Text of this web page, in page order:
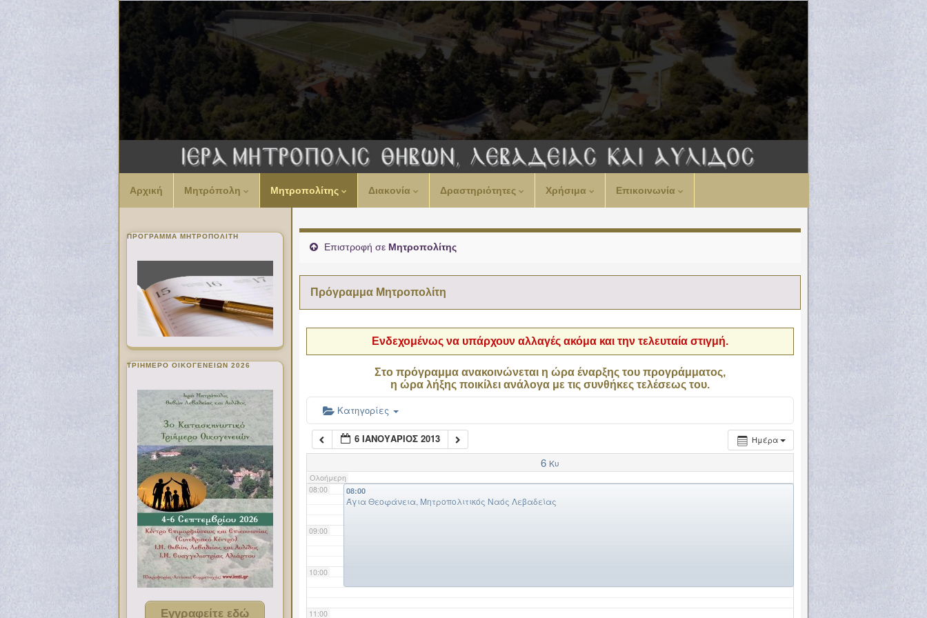
Αρχική Μητρόπολη Μητροπολίτης Διακονία Δραστηριότητες Χρήσιμα Επικοινωνία
Επιστροφή σε Μητροπολίτης
Πρόγραμμα Μητροπολίτη
Ενδεχομένως να υπάρχουν αλλαγές ακόμα και την τελευταία στιγμή.
Στο πρόγραμμα ανακοινώνεται η ώρα έναρξης του προγράμματος,
η ώρα λήξης ποικίλει ανάλογα με τις συνθήκες τελέσεως του.
Κατηγορίες
Ημέρα
6 ΙΑΝΟΥΆΡΙΟΣ 2013
6 Κυ
Ολοήμερη
00:00
02:00
06:00
07:00
08:00
09:00
10:00
11:00
08:00
Άγια Θεοφάνεια, Μητροπολιτικός Ναός Λεβαδείας
ΠΡΌΓΡΑΜΜΑ ΜΗΤΡΟΠΟΛΊΤΗ
ΤΡΙΗΜΕΡΟ ΟΙΚΟΓΕΝΕΙΩΝ 2026
Εγγραφείτε εδώ